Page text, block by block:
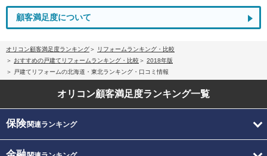
顧客満足度について
オリコン顧客満足度ランキング
リフォームランキング・比較
おすすめの戸建てリフォームランキング・比較
2018年版
戸建てリフォームの北海道・東北ランキング・口コミ情報
オリコン顧客満足度ランキング一覧
保険関連ランキング